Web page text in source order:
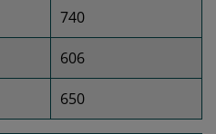
740
606
650